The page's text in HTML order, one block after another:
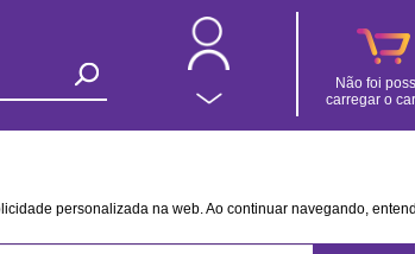
Não foi
carregar o
personalizada na web. Ao continuar navegando,